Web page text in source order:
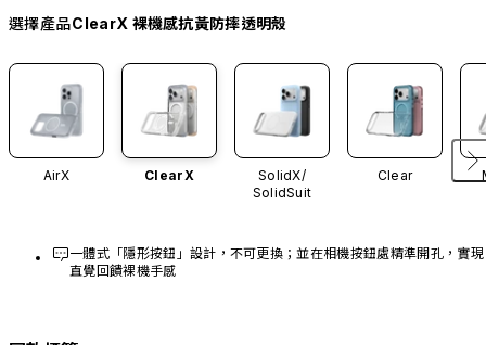
選擇產品ClearX 裸機感抗黃防摔透明殼
AirX ClearX
SolidX/
SolidSuit
Clear
一體式「隱形按鈕」設計，不可更換；並在相機按鈕處精準開孔，實現
直覺回饋裸機手感